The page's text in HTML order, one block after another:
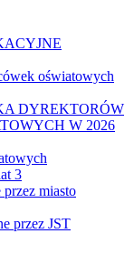
oświatowych
DYREKTORÓW
W 2026
3
miasto
przez JST